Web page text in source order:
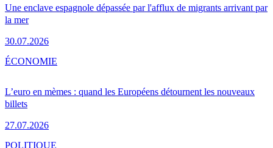
Une enclave espagnole dépassée par l'afflux de migrants arrivant par
la mer
30.07.2026
L’euro en mèmes : quand les Européens détournent les nouveaux
billets
27.07.2026
ÉCONOMIE
POLITIQUE